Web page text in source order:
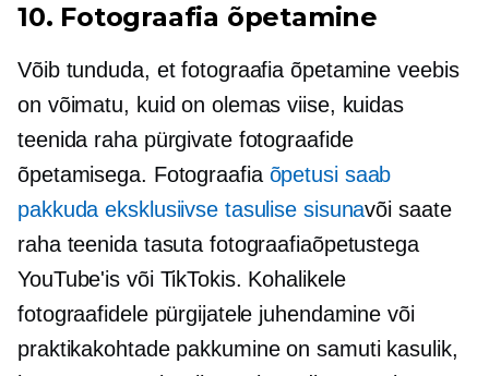
10. Fotograafia õpetamine
Võib tunduda, et fotograafia õpetamine veebis
on võimatu, kuid on olemas viise, kuidas
teenida raha pürgivate fotograafide
õpetamisega. Fotograafia õpetusi saab
pakkuda eksklusiivse tasulise sisunavõi saate
raha teenida tasuta fotograafiaõpetustega
YouTube'is või TikTokis. Kohalikele
fotograafidele pürgijatele juhendamine või
praktikakohtade pakkumine on samuti kasulik,